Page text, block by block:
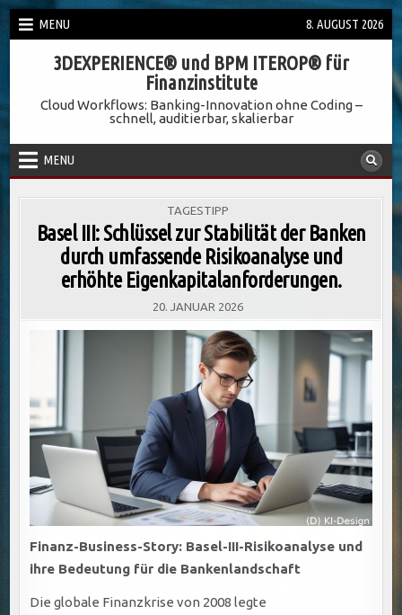
Skip
to
MENU 8. AUGUST 2026
3DEXPERIENCE® und BPM ITEROP® für
Finanzinstitute
Cloud Workflows: Banking-Innovation ohne Coding –
schnell, auditierbar, skalierbar
MENU
POSTED
IN
TAGESTIPP
Basel III: Schlüssel zur Stabilität der Banken
durch umfassende Risikoanalyse und
erhöhte Eigenkapitalanforderungen.
20. JANUAR 2026
Finanz-Business-Story: Basel-III-Risikoanalyse und
ihre Bedeutung für die Bankenlandschaft
Die globale Finanzkrise von 2008 legte